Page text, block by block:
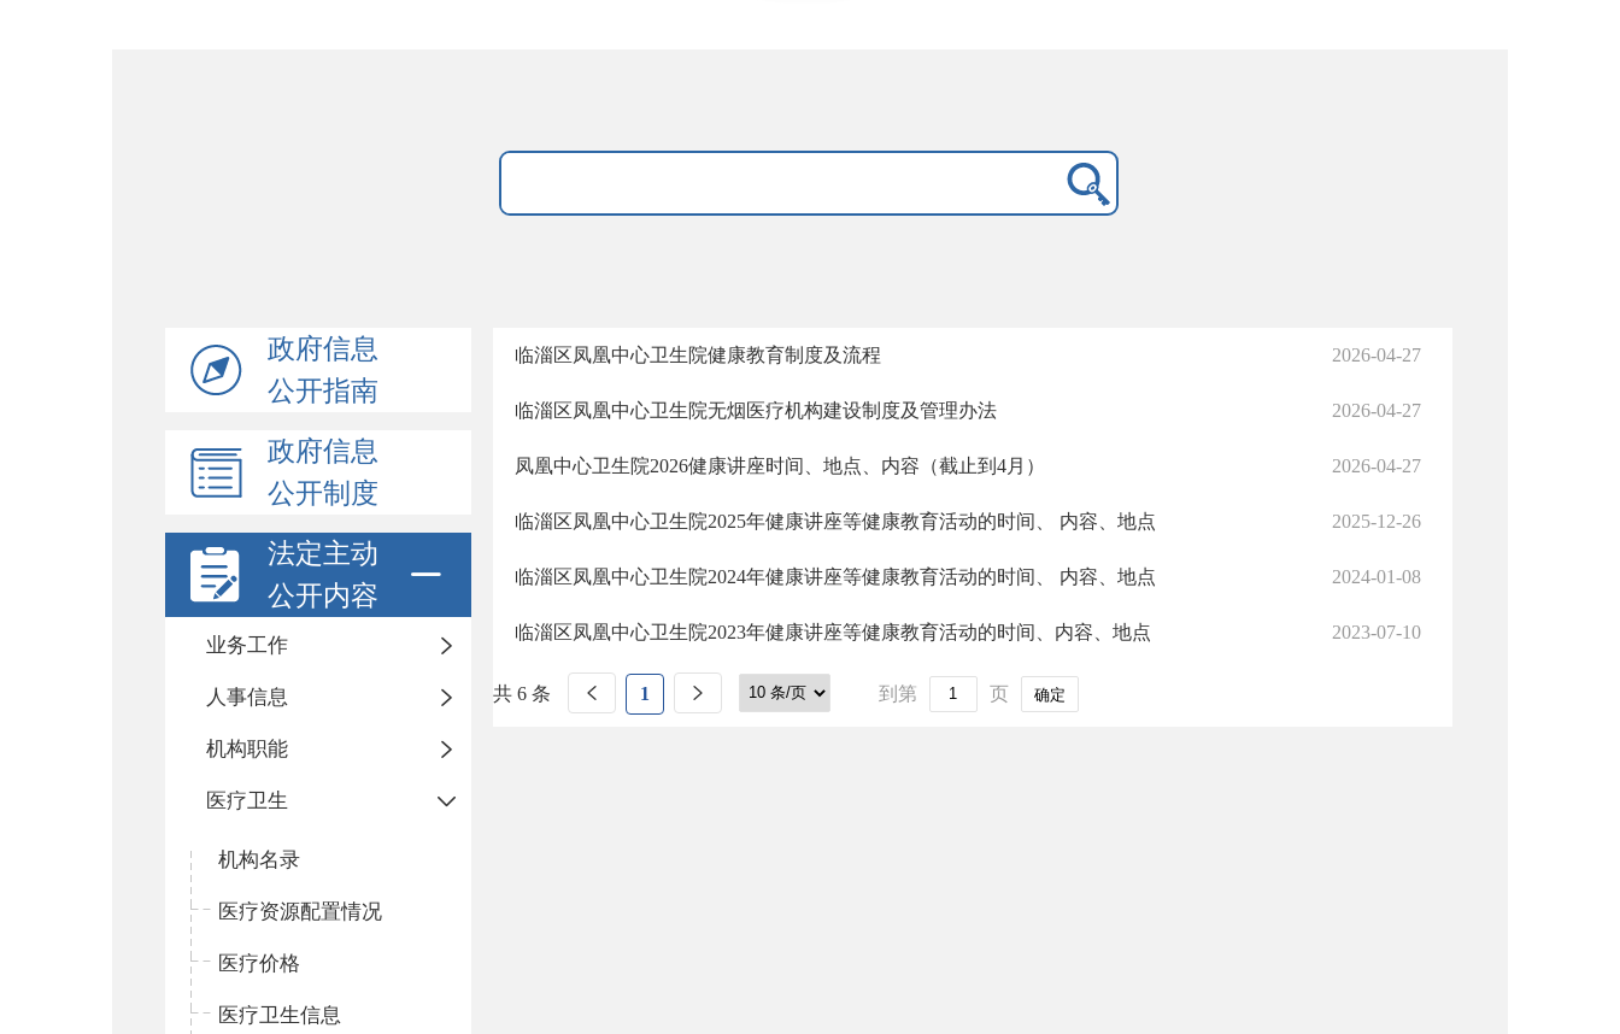
政府信息
公开指南
政府信息
公开制度
法定主动
公开内容
业务工作
人事信息
机构职能
医疗卫生
机构名录
医疗资源配置情况
医疗价格
医疗卫生信息
临淄区凤凰中心卫生院健康教育制度及流程 2026-04-27
临淄区凤凰中心卫生院无烟医疗机构建设制度及管理办法 2026-04-27
凤凰中心卫生院2026健康讲座时间、地点、内容（截止到4月） 2026-04-27
临淄区凤凰中心卫生院2025年健康讲座等健康教育活动的时间、 内容、地点 2025-12-26
临淄区凤凰中心卫生院2024年健康讲座等健康教育活动的时间、 内容、地点 2024-01-08
临淄区凤凰中心卫生院2023年健康讲座等健康教育活动的时间、内容、地点 2023-07-10
共 6 条 1 到第 页 确定